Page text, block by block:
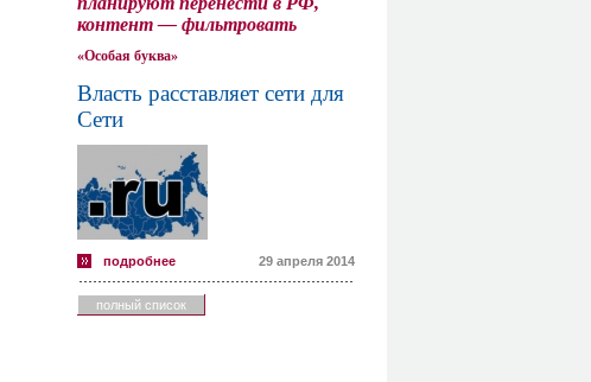
контент — фильтровать
«Особая буква»
Власть расставляет сети для
Сети
подробнее 29 апреля 2014
полный список